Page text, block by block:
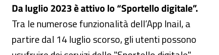
Da luglio 2023 è attivo lo “Sportello digitale”.
Tra le numerose funzionalità dell’App Inail, a
partire dal 14 luglio scorso, gli utenti possono